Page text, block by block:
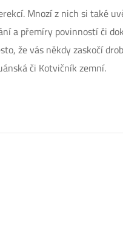
Mnozí z nich si také
a přemíry povinností či
že vás někdy zaskočí
či Kotvičník zemní.